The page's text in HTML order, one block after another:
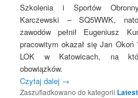
Szkolenia i Sportów
Karczewski – SQ5WWK,
zawodów pełnił Eugeniusz
pracowitym okazał się Jan
LOK w Katowicach, na
obowiązków.
Czytaj dalej →
Zaszufladkowano do kategorii Latest